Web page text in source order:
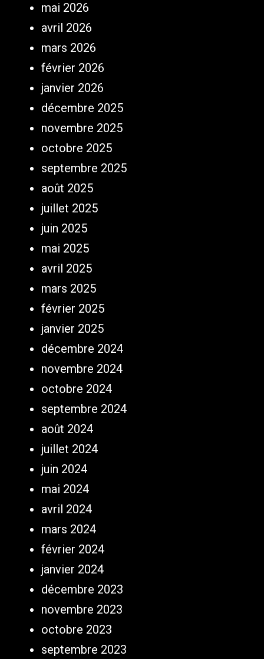
mai 2026
avril 2026
mars 2026
février 2026
janvier 2026
décembre 2025
novembre 2025
octobre 2025
septembre 2025
août 2025
juillet 2025
juin 2025
mai 2025
avril 2025
mars 2025
février 2025
janvier 2025
décembre 2024
novembre 2024
octobre 2024
septembre 2024
août 2024
juillet 2024
juin 2024
mai 2024
avril 2024
mars 2024
février 2024
janvier 2024
décembre 2023
novembre 2023
octobre 2023
septembre 2023